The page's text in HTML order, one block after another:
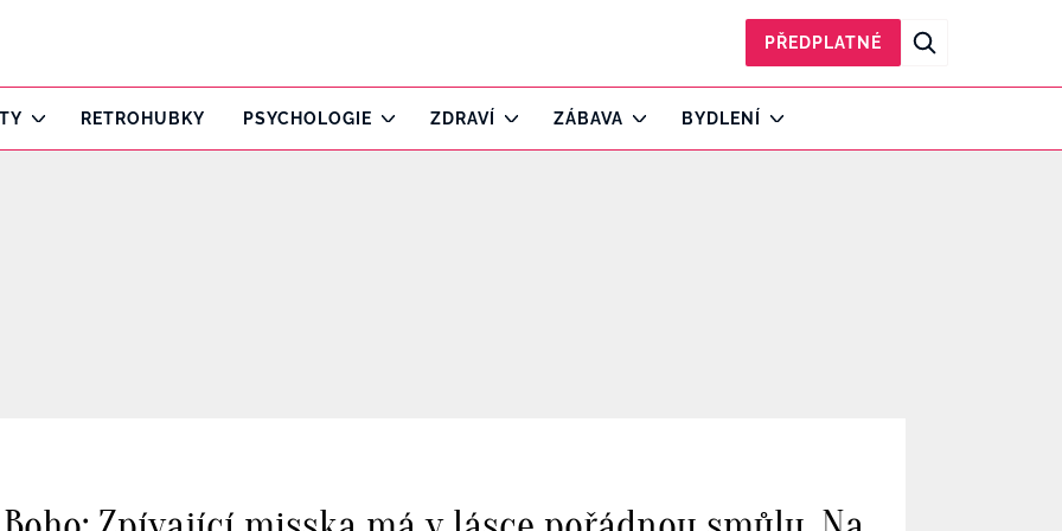
PŘEDPLATNÉ
RETROHUBKY PSYCHOLOGIE ZDRAVÍ ZÁBAVA BYDLENÍ